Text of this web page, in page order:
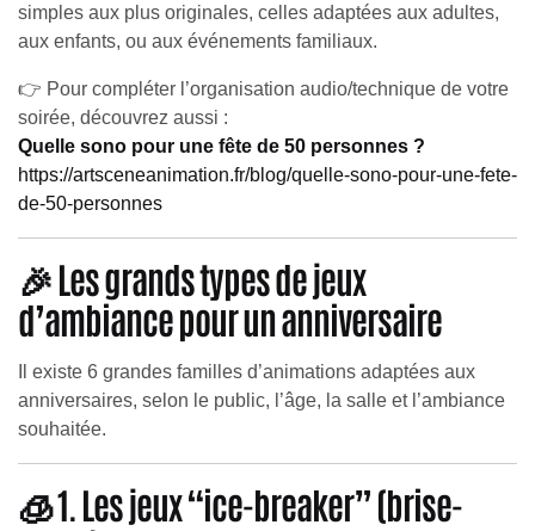
simples aux plus originales, celles adaptées aux adultes,
aux enfants, ou aux événements familiaux.
👉 Pour compléter l’organisation audio/technique de votre
soirée, découvrez aussi :
Quelle sono pour une fête de 50 personnes ?
https://artsceneanimation.fr/blog/quelle-sono-pour-une-fete-
de-50-personnes
🎉 Les grands types de jeux
d’ambiance pour un anniversaire
Il existe 6 grandes familles d’animations adaptées aux
anniversaires, selon le public, l’âge, la salle et l’ambiance
souhaitée.
🧊 1. Les jeux “ice-breaker” (brise-